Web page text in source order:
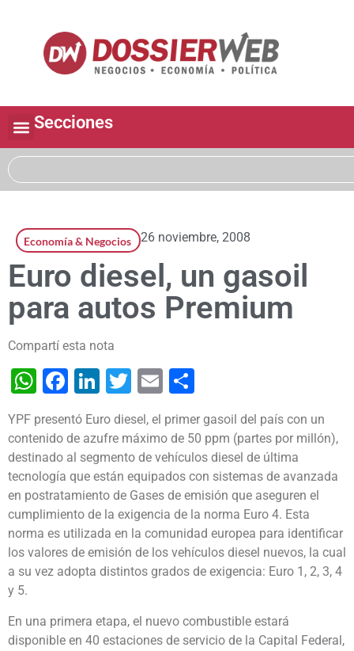
Secciones
Economía & Negocios 26 noviembre, 2008
Euro diesel, un gasoil
para autos Premium
Compartí esta nota
WhatsApp
Facebook
LinkedIn
Twitter
Email
YPF presentó Euro diesel, el primer gasoil del país con un
contenido de azufre máximo de 50 ppm (partes por millón),
destinado al segmento de vehículos diesel de última
tecnología que están equipados con sistemas de avanzada
en postratamiento de Gases de emisión que aseguren el
cumplimiento de la exigencia de la norma Euro 4. Esta
norma es utilizada en la comunidad europea para identificar
los valores de emisión de los vehículos diesel nuevos, la cual
a su vez adopta distintos grados de exigencia: Euro 1, 2, 3, 4
y 5.
En una primera etapa, el nuevo combustible estará
disponible en 40 estaciones de servicio de la Capital Federal,